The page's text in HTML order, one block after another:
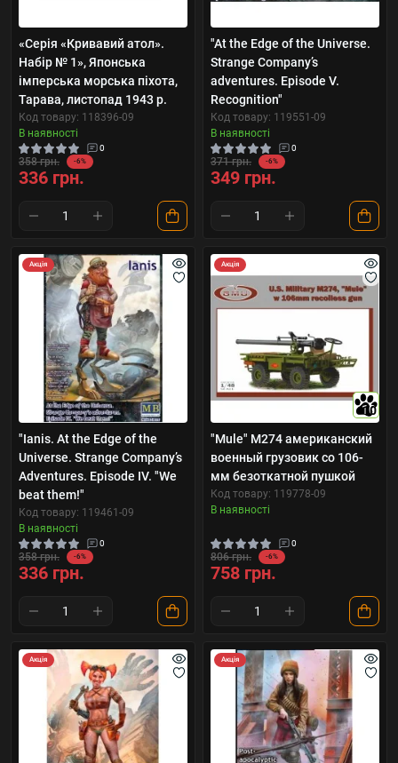
«Серія «Кривавий атол».
Набір № 1», Японська
імперська морська піхота,
Тарава, листопад 1943 р.
Код товару: 118396-09
В наявності
0
358 грн. -6%
336 грн.
"At the Edge of the Universe.
Strange Company’s
adventures. Episode V.
Recognition"
Код товару: 119551-09
В наявності
0
371 грн. -6%
349 грн.
Акція
"Ianis. At the Edge of the
Universe. Strange Company’s
Adventures. Episode IV. "We
beat them!"
Код товару: 119461-09
В наявності
0
358 грн. -6%
336 грн.
Акція
10
"Mule" M274 американский
военный грузовик со 106-
мм безоткатной пушкой
Код товару: 119778-09
В наявності
0
806 грн. -6%
758 грн.
Акція Акція